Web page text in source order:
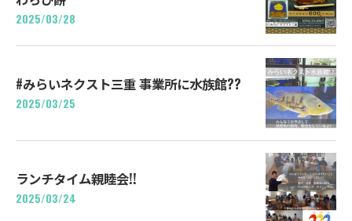
2025/03/28
#みらいネクスト三重 事業所に水族館??
2025/03/25
ランチタイム親睦会!!
2025/03/24